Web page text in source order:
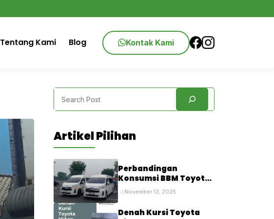
Tentang Kami Blog Kontak Kami
Artikel Pilihan
Perbandingan
Konsumsi BBM Toyota
Hiace: Premio vs
Commuter vs Luxury,
Mana yang Paling Irit?
November 13, 2025
Denah Kursi Toyota